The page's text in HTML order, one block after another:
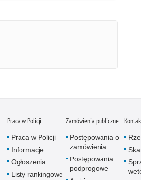
Praca w Policji
Praca w Policji
Informacje
Ogłoszenia
Listy rankingowe
Zamówienia publiczne
Postępowania o
zamówienia
Postępowania
podprogowe